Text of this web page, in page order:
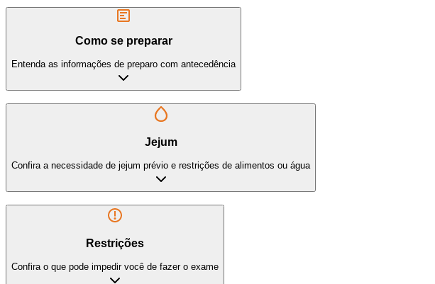
Como se preparar
Entenda as informações de preparo com antecedência
Jejum
Confira a necessidade de jejum prévio e restrições de alimentos ou água
Restrições
Confira o que pode impedir você de fazer o exame